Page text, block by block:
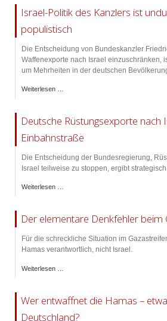
Israel-Politik des Kanzlers ist
populistisch
Die Entscheidung von Bundeskanzler
Waffenexporte nach Israel einzuschränken,
um Mehrheiten in der deutschen
Weiterlesen …
Deutsche Rüstungsexporte nach
Einbahnstraße
Die Entscheidung der Bundesregierung,
Israel teilweise zu stoppen, ergibt
Weiterlesen …
Der elementare Denkfehler beim
Für die schreckliche Situation im
Hamas verantwortlich, nicht Israel.
Weiterlesen …
Wer entwaffnet die Hamas –
Deutschland?